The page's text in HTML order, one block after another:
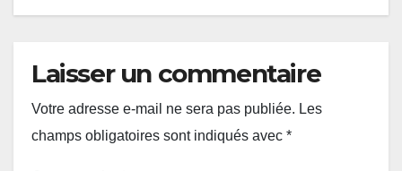
Laisser un commentaire
Votre adresse e-mail ne sera pas publiée. Les
champs obligatoires sont indiqués avec *